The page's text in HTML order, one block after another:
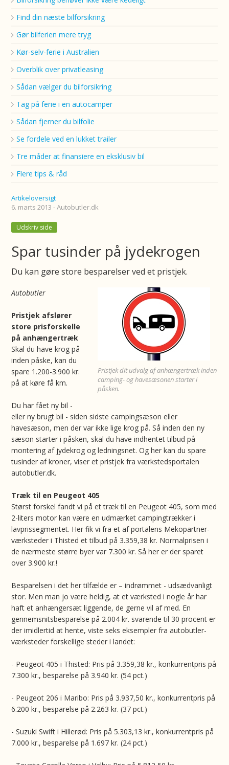
Find din næste bilforsikring
Gør bilferien mere tryg
Kør-selv-ferie i Australien
Overblik over privatleasing
Sådan vælger du bilforsikring
Tag på ferie i en autocamper
Sådan fjerner du bilfolie
Se fordele ved en lukket trailer
Tre måder at finansiere en eksklusiv bil
Flere tips & råd
Artikeloversigt
6. marts 2013 - Autobutler.dk
Udskriv side
Spar tusinder på jydekrogen
Du kan gøre store besparelser ved et pristjek.
Pristjek dit udvalg af anhængertræk inden
camping- og havesæsonen starter i
påsken.
Autobutler
Pristjek afslører
store prisforskelle
på anhængertræk
Skal du have krog på
inden påske, kan du
spare 1.200-3.900 kr.
på at køre få km.
Du har fået ny bil -
eller ny brugt bil - siden sidste campingsæson eller
havesæson, men der var ikke lige krog på. Så inden den ny
sæson starter i påsken, skal du have indhentet tilbud på
montering af jydekrog og ledningsnet. Og her kan du spare
tusinder af kroner, viser et pristjek fra værkstedsportalen
autobutler.dk.
Træk til en Peugeot 405
Størst forskel fandt vi på et træk til en Peugeot 405, som med
2-liters motor kan være en udmærket campingtrækker i
lavprissegmentet. Her fik vi fra et af portalens Mekopartner-
værksteder i Thisted et tilbud på 3.359,38 kr. Normalprisen i
de nærmeste større byer var 7.300 kr. Så her er der sparet
over 3.900 kr.!
Besparelsen i det her tilfælde er – indrømmet - udsædvanligt
stor. Men man jo være heldig, at et værksted i nogle år har
haft et anhængersæt liggende, de gerne vil af med. En
gennemsnitsbesparelse på 2.004 kr. svarende til 30 procent er
der imidlertid at hente, viste seks eksempler fra autobutler-
værksteder forskellige steder i landet:
- Peugeot 405 i Thisted: Pris på 3.359,38 kr., konkurrentpris på
7.300 kr., besparelse på 3.940 kr. (54 pct.)
- Peugeot 206 i Maribo: Pris på 3.937,50 kr., konkurrentpris på
6.200 kr., besparelse på 2.263 kr. (37 pct.)
- Suzuki Swift i Hillerød: Pris på 5.303,13 kr., konkurrentpris på
7.000 kr., besparelse på 1.697 kr. (24 pct.)